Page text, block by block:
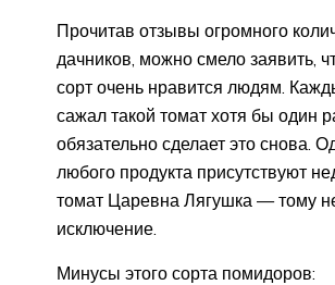
Прочитав отзывы огромного
дачников, можно смело заявить,
сорт очень нравится людям.
сажал такой томат хотя бы один
обязательно сделает это снова.
любого продукта присутствуют
томат Царевна Лягушка — тому
исключение.
Минусы этого сорта помидоров: